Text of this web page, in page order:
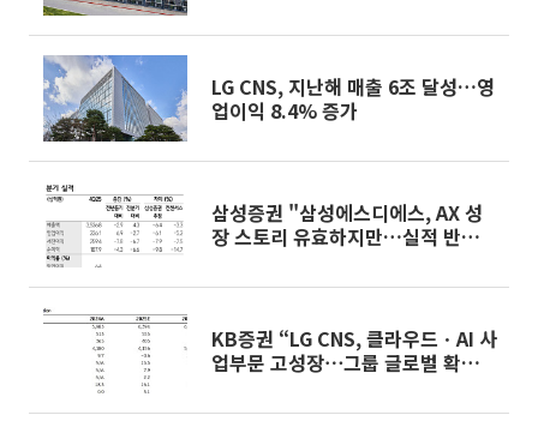
LG CNS, 지난해 매출 6조 달성…영
업이익 8.4% 증가
삼성증권 "삼성에스디에스, AX 성
장 스토리 유효하지만…실적 반영까
KB증권 “LG CNS, 클라우드ㆍAI 사
업부문 고성장⋯그룹 글로벌 확장으